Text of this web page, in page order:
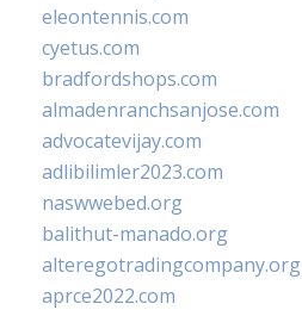
eleontennis.com
cyetus.com
bradfordshops.com
almadenranchsanjose.com
advocatevijay.com
adlibilimler2023.com
naswwebed.org
balithut-manado.org
alteregotradingcompany.org
aprce2022.com